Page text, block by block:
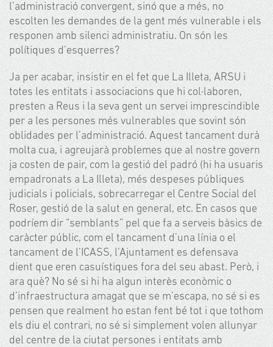
l’administració convergent, sinó que a més, no
escolten les demandes de la gent més vulnerable i els
responen amb silenci administratiu. On són les
polítiques d’esquerres?
Ja per acabar, insistir en el fet que La Illeta, ARSU i
totes les entitats i associacions que hi col·laboren,
presten a Reus i la seva gent un servei imprescindible
per a les persones més vulnerables que sovint són
oblidades per l’administració. Aquest tancament durà
molta cua, i agreujarà problemes que al nostre govern
ja costen de pair, com la gestió del padró (hi ha usuaris
empadronats a La Illeta), més despeses públiques
judicials i policials, sobrecarregar el Centre Social del
Roser, gestió de la salut en general, etc. En casos que
podríem dir “semblants” pel que fa a serveis bàsics de
caràcter públic, com el tancament d’una línia o el
tancament de l’ICASS, l’Ajuntament es defensava
dient que eren casuístiques fora del seu abast. Però, i
ara què? No sé si hi ha algun interès econòmic o
d’infraestructura amagat que se m’escapa, no sé si es
pensen que realment ho estan fent bé tot i que tothom
els diu el contrari, no sé si simplement volen allunyar
del centre de la ciutat persones i entitats amb